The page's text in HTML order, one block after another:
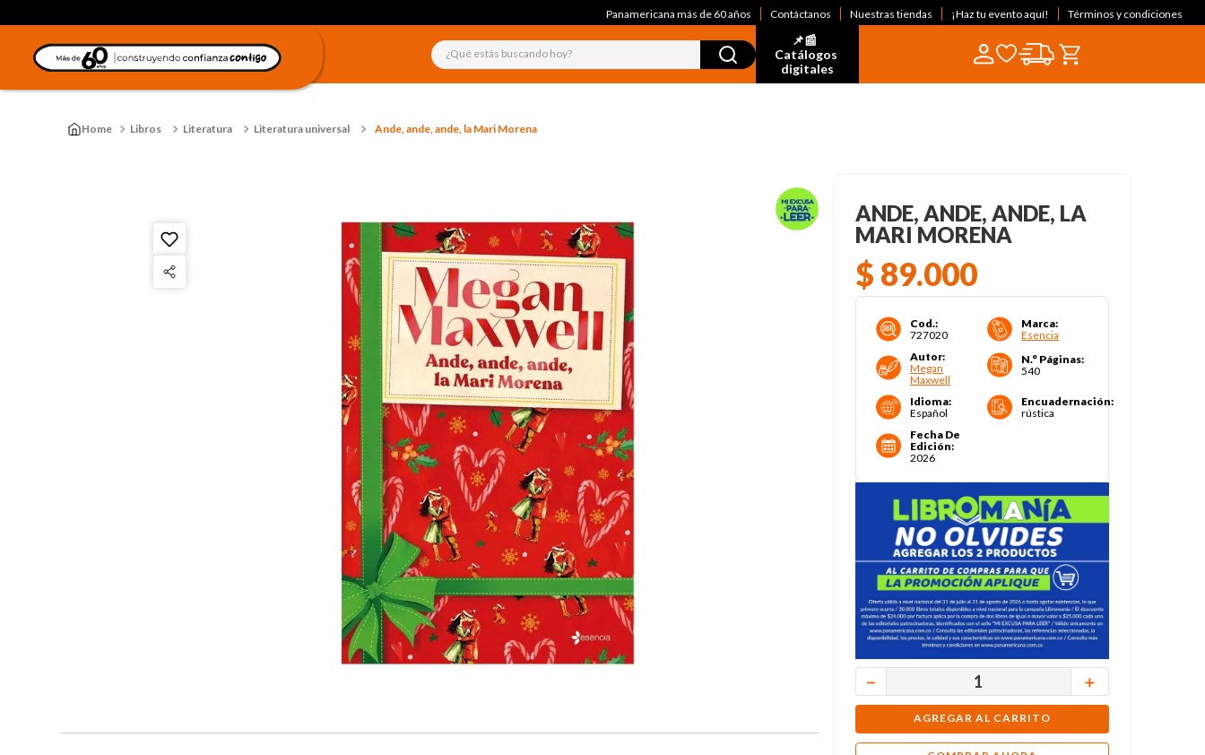
Panamericana más de 60 años Contáctanos Nuestras tiendas ¡Haz tu evento aquí! Términos y condiciones
¿Qué estás buscando hoy?
📌📰
Catálogos
digitales
Libros Literatura Literatura universal Ande, ande, ande, la Mari Morena
ANDE, ANDE, ANDE, LA
MARI MORENA
$ 89.000
Cod.:
727020
Marca:
Esencia
Autor:
Megan
Maxwell
N.° Páginas:
540
Idioma:
Español
Encuadernación:
rústica
Fecha De
Edición:
2026
＋
－
AGREGAR AL CARRITO